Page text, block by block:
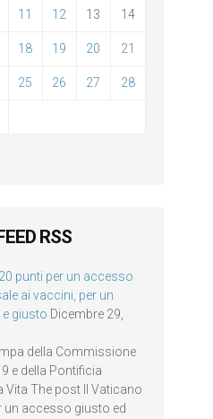
11 12 13 14
18 19 20 21
25 26 27 28
RSS
punti per un accesso
ai vaccini, per un
giusto Dicembre 29,
della Commissione
e della Pontificia
Vita The post Il Vaticano
un accesso giusto ed